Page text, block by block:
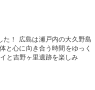
た！ 広島は瀬戸内の大久野島
と心に向き合う時間をゆっく
と吉野ヶ里遺跡を楽しみ